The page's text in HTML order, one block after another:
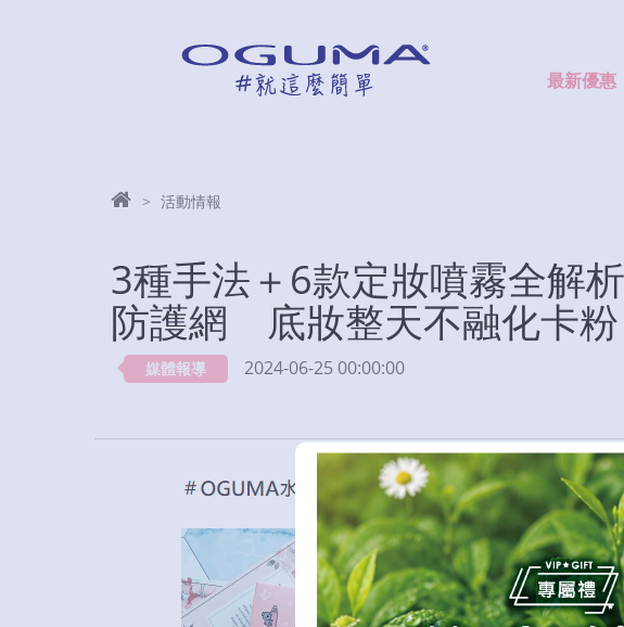
最新優惠
活動情報
3種手法＋6款定妝噴霧全解
防護網 底妝整天不融化卡粉
媒體報導 2024-06-25 00:00:00